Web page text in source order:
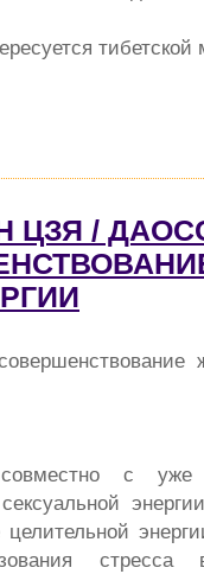
ЦЗЯ /
с уже